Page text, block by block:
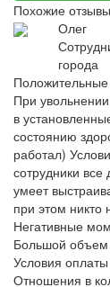
Похожие отзывы
Олег
города
При
в
состоянию
работал)
сотрудники
умеет
при этом никто
Негативные
Большой объем
Условия
Отношения в